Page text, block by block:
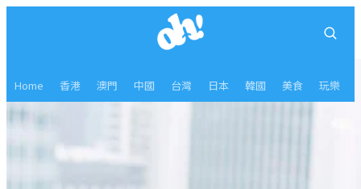
Home 香港 澳門 中國 台灣 日本 韓國 美食 玩樂